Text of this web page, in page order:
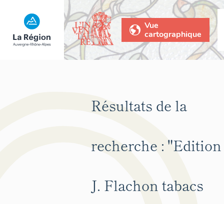
Vue
cartographique
Résultats de la
recherche : "Edition
J. Flachon tabacs